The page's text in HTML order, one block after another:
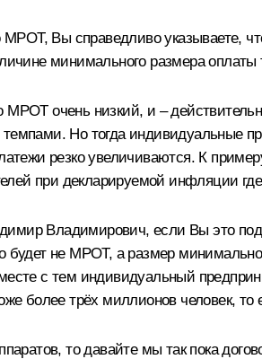
МРОТ, Вы справедливо указываете,
минимального размера
очень низкий, и –
Но тогда индивидуальные
резко увеличиваются. К
при декларируемой инфляции
Владимирович, если Вы это
будет не МРОТ, а размер
с тем индивидуальный
более трёх миллионов человек,
то давайте мы так пока